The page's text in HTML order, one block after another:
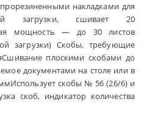
накладками для
загрузки, сшивает 20
мощность — до 30 листов
загрузки) Скобы, требующие
плоскими скобами до
документами на столе или в
скобы № 56 (26/6) и
скоб, индикатор количества